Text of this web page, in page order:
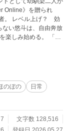
Online》を贈られ
い悠斗は、自由奔放
み始める。 「ま
てそうだな」 「壊
活。 戦うより
にか掲示板では有名
そ
緒に、自分だけの楽
ァンタジー。
のぼの
日常
文字数 128,516